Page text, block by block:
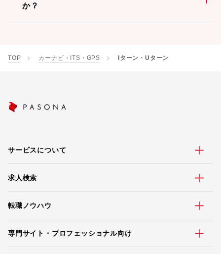
か？
TOP カーナビ・ITS・GPS Iターン・Uターン
サービスについて
求人検索
転職ノウハウ
専門サイト・プロフェッショナル向け